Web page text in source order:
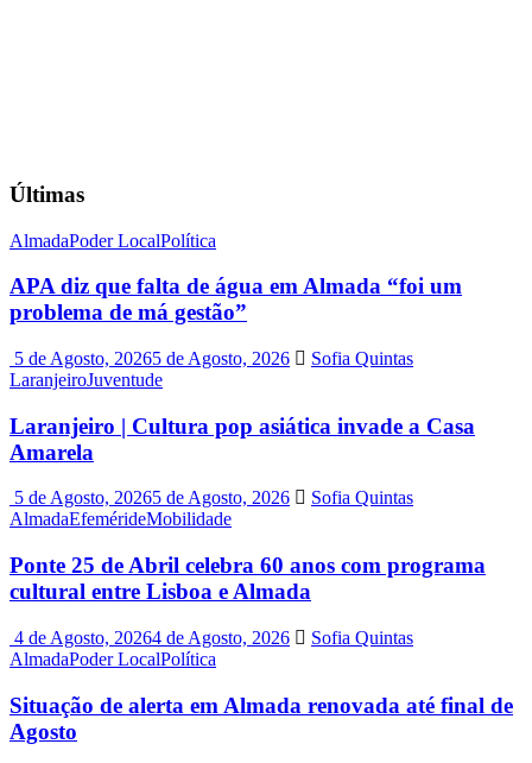
Últimas
AlmadaPoder LocalPolítica
APA diz que falta de água em Almada “foi um
problema de má gestão”
5 de Agosto, 20265 de Agosto, 2026
Sofia Quintas
LaranjeiroJuventude
Laranjeiro | Cultura pop asiática invade a Casa
Amarela
5 de Agosto, 20265 de Agosto, 2026
Sofia Quintas
AlmadaEfemérideMobilidade
Ponte 25 de Abril celebra 60 anos com programa
cultural entre Lisboa e Almada
4 de Agosto, 20264 de Agosto, 2026
Sofia Quintas
AlmadaPoder LocalPolítica
Situação de alerta em Almada renovada até final de
Agosto